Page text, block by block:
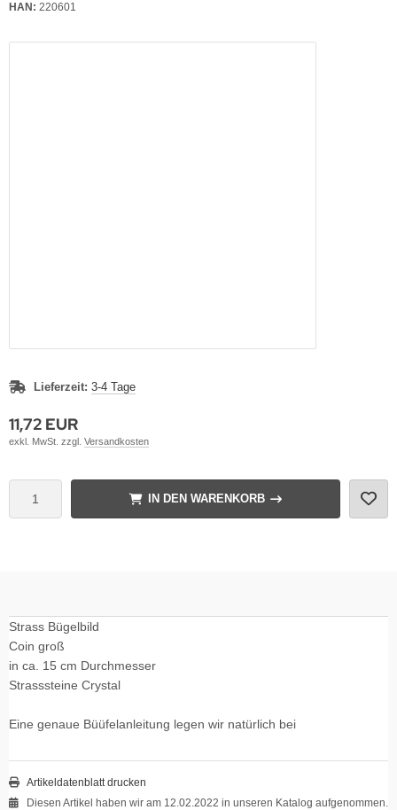
HAN: 220601
Lieferzeit: 3-4 Tage
11,72 EUR
exkl. MwSt. zzgl. Versandkosten
IN DEN WARENKORB
Strass Bügelbild
Coin groß
in ca. 15 cm Durchmesser
Strasssteine Crystal
Eine genaue Büüfelanleitung legen wir natürlich bei
Artikeldatenblatt drucken
Diesen Artikel haben wir am 12.02.2022 in unseren Katalog aufgenommen.